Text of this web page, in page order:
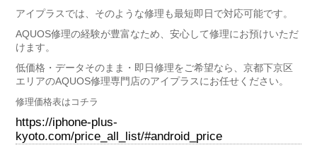
アイプラスでは、そのような修理も最短即日で対応可能です。
AQUOS修理の経験が豊富なため、安心して修理にお預けいただ
けます。
低価格・データそのまま・即日修理をご希望なら、京都下京区
エリアのAQUOS修理専門店のアイプラスにお任せください。
修理価格表はコチラ
https://iphone-plus-
kyoto.com/price_all_list/#android_price